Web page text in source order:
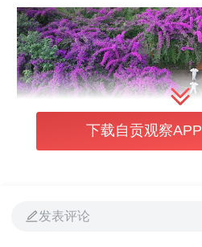
下载自贡观察
发表评论